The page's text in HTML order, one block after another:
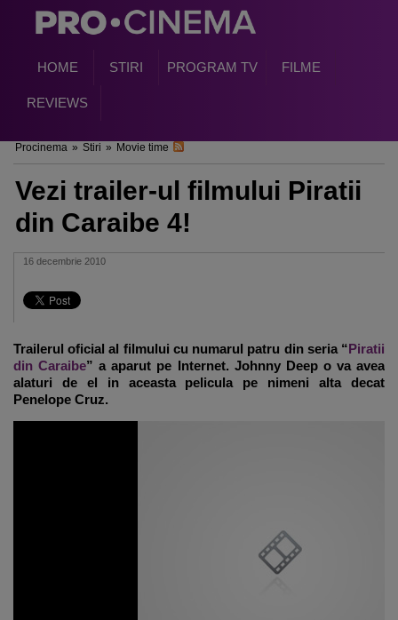
HOME STIRI PROGRAM TV FILME
REVIEWS
Procinema » Stiri » Movie time
Vezi trailer-ul filmului Piratii
din Caraibe 4!
16 decembrie 2010
Trailerul oficial al filmului cu numarul patru din seria “Piratii
din Caraibe” a aparut pe Internet. Johnny Deep o va avea
alaturi de el in aceasta pelicula pe nimeni alta decat
Penelope Cruz.